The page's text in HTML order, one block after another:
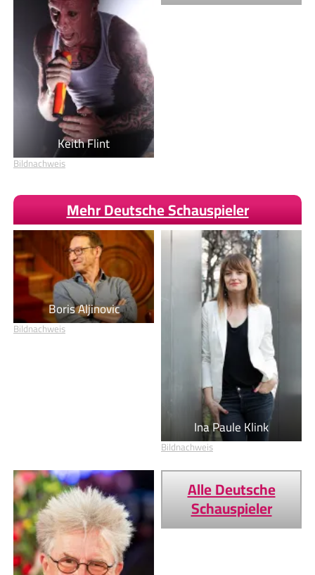
Keith Flint
Bildnachweis
Mehr Deutsche Schauspieler
Boris Aljinovic
Bildnachweis
Ina Paule Klink
Bildnachweis
Alle Deutsche
Schauspieler